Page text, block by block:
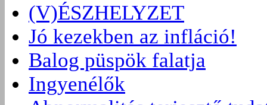
(V)ÉSZHELYZET
Jó kezekben az infláció!
Balog püspök falatja
Ingyenélők